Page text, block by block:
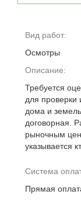
Вид работ:
Осмотры
Описание:
Требуется
для проверки
дома и
договорная.
рыночным
указывается
Система
Прямая